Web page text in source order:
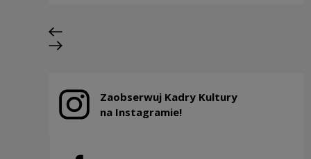
Poprzedni slajd
Następny slajd
Zaobserwuj Kadry Kultury
na Instagramie!
Uwaga, link zostanie otwarty w nowym oknie